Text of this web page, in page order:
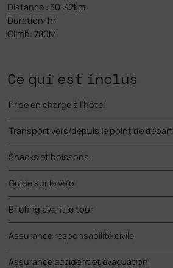
Distance : 30-42km
Duration: hr
Climb: 780M
Ce qui est inclus
Prise en charge à l’hôtel
Transport vers/depuis le point de départ
Snacks et boissons
Guide sur le vélo
Briefing avant le tour
Assurance responsabilité civile
Assurance accident et évacuation